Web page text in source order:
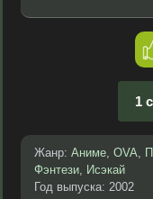
1
Жанр: Аниме, OVA,
Фэнтези, Исэкай
Год выпуска: 2002